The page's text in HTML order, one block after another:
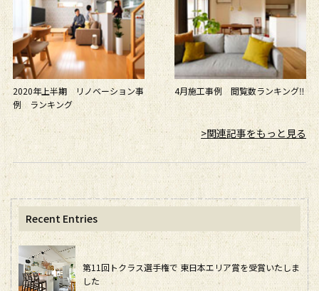
2020年上半期 リノベーション事
例 ランキング
4月施工事例 閲覧数ランキング‼
>関連記事をもっと見る
Recent Entries
第11回トクラス選手権で 東日本エリア賞を受賞いたしま
した